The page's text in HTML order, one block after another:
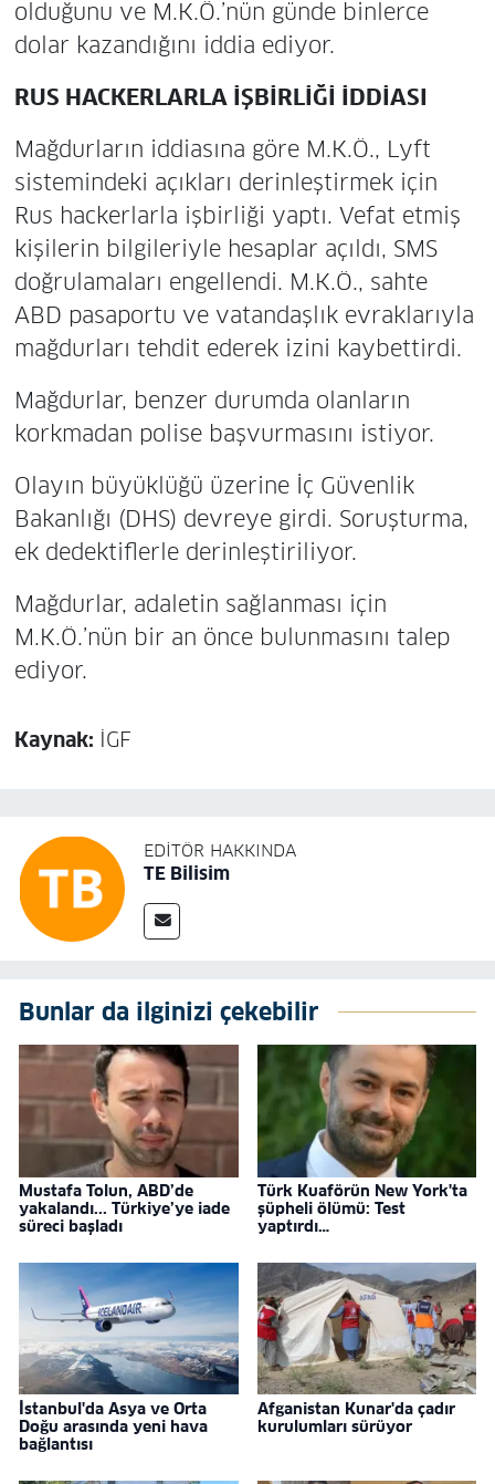
olduğunu ve M.K.Ö.’nün günde binlerce
dolar kazandığını iddia ediyor.
RUS HACKERLARLA İŞBİRLİĞİ İDDİASI
Mağdurların iddiasına göre M.K.Ö., Lyft
sistemindeki açıkları derinleştirmek için
Rus hackerlarla işbirliği yaptı. Vefat etmiş
kişilerin bilgileriyle hesaplar açıldı, SMS
doğrulamaları engellendi. M.K.Ö., sahte
ABD pasaportu ve vatandaşlık evraklarıyla
mağdurları tehdit ederek izini kaybettirdi.
Mağdurlar, benzer durumda olanların
korkmadan polise başvurmasını istiyor.
Olayın büyüklüğü üzerine İç Güvenlik
Bakanlığı (DHS) devreye girdi. Soruşturma,
ek dedektiflerle derinleştiriliyor.
Mağdurlar, adaletin sağlanması için
M.K.Ö.’nün bir an önce bulunmasını talep
ediyor.
Kaynak: İGF
EDITÖR HAKKINDA
TE Bilisim
Bunlar da ilginizi çekebilir
Mustafa Tolun, ABD’de
yakalandı... Türkiye’ye iade
süreci başladı
Türk Kuaförün New York'ta
şüpheli ölümü: Test
yaptırdı…
İstanbul'da Asya ve Orta
Doğu arasında yeni hava
bağlantısı
Afganistan Kunar'da çadır
kurulumları sürüyor